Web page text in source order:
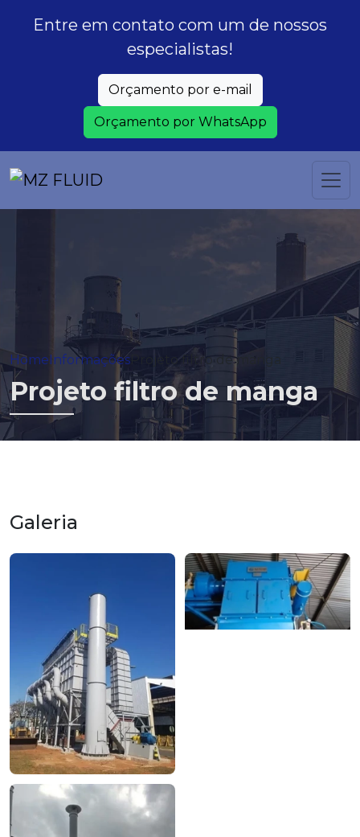
Entre em contato com um de nossos
especialistas!
Orçamento por e-mail
Orçamento por WhatsApp
HomeInformações Projeto filtro de manga
Projeto filtro de manga
Galeria